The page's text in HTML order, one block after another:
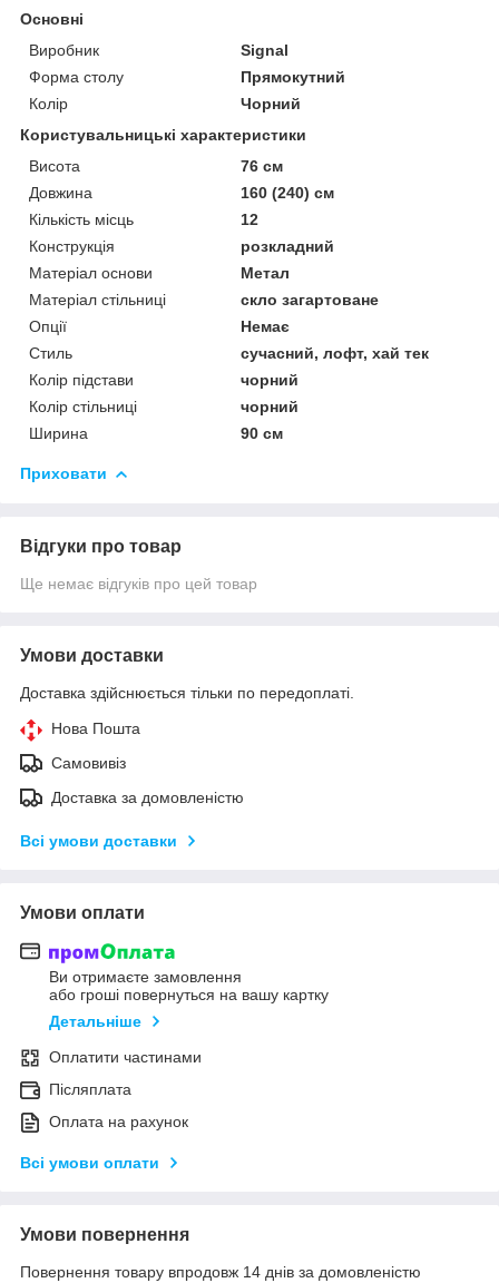
Основні
Виробник
Signal
Форма столу
Прямокутний
Колір
Чорний
Користувальницькі характеристики
Висота
76 см
Довжина
160 (240) см
Кількість місць
12
Конструкція
розкладний
Матеріал основи
Метал
Матеріал стільниці
скло загартоване
Опції
Немає
Стиль
сучасний, лофт, хай тек
Колір підстави
чорний
Колір стільниці
чорний
Ширина
90 см
Приховати
Відгуки про товар
Ще немає відгуків про цей товар
Умови доставки
Доставка здійснюється тільки по передоплаті.
Нова Пошта
Самовивіз
Доставка за домовленістю
Всі умови доставки
Умови оплати
Ви отримаєте замовлення
або гроші повернуться на вашу картку
Детальніше
Оплатити частинами
Післяплата
Оплата на рахунок
Всі умови оплати
Умови повернення
Повернення товару впродовж 14 днів за домовленістю